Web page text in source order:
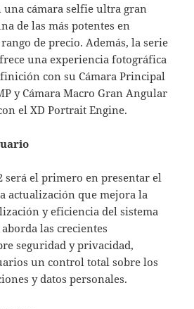
una cámara selfie ultra gran
de las más potentes en
de precio. Además, la serie
una experiencia fotográfica
con su Cámara Principal
y Cámara Macro Gran Angular
el XD Portrait Engine.
será el primero en presentar el
actualización que mejora la
y eficiencia del sistema
las crecientes
seguridad y privacidad,
un control total sobre los
y datos personales.